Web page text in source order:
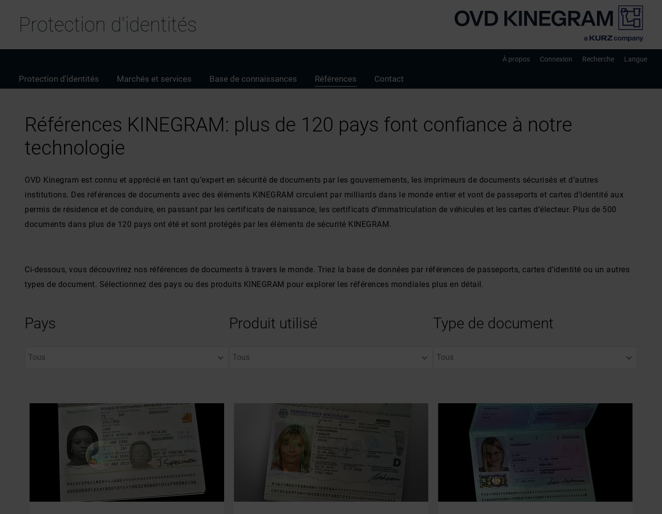
Protection d'identités
Protection d'identités Marchés et services Base de connaissances Références Contact
À propos Connexion Recherche Langue
Références KINEGRAM: plus de 120 pays font confiance à notre
technologie
OVD Kinegram est connu et apprécié en tant qu’expert en sécurité de documents par les gouvernements, les imprimeurs de documents sécurisés et d’autres
institutions. Des références de documents avec des éléments KINEGRAM circulent par milliards dans le monde entier et vont de passeports et cartes d’identité aux
permis de résidence et de conduire, en passant par les certificats de naissance, les certificats d’immatriculation de véhicules et les cartes d’électeur. Plus de 500
documents dans plus de 120 pays ont été et sont protégés par les éléments de sécurité KINEGRAM.
Ci-dessous, vous découvrirez nos références de documents à travers le monde. Triez la base de données par références de passeports, cartes d’identité ou un autres
types de document. Sélectionnez des pays ou des produits KINEGRAM pour explorer les références mondiales plus en détail.
Pays
Tous
Produit utilisé
Tous
Type de document
Tous